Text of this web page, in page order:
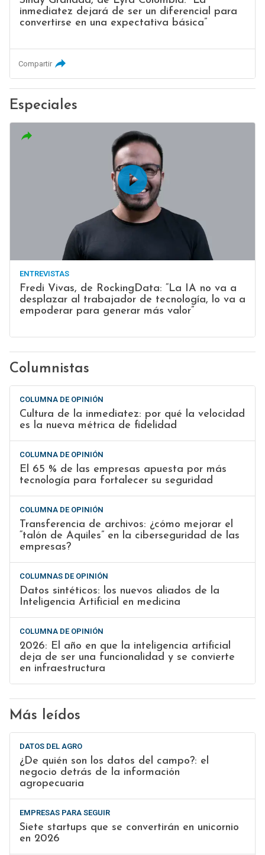
inmediatez dejará de ser un diferencial para
convertirse en una expectativa básica”
Compartir
Especiales
ENTREVISTAS
Fredi Vivas, de RockingData: “La IA no va a
desplazar al trabajador de tecnología, lo va a
empoderar para generar más valor”
Columnistas
COLUMNA DE OPINIÓN
Cultura de la inmediatez: por qué la velocidad
es la nueva métrica de fidelidad
COLUMNA DE OPINIÓN
El 65 % de las empresas apuesta por más
tecnología para fortalecer su seguridad
COLUMNA DE OPINIÓN
Transferencia de archivos: ¿cómo mejorar el
“talón de Aquiles” en la ciberseguridad de las
empresas?
COLUMNAS DE OPINIÓN
Datos sintéticos: los nuevos aliados de la
Inteligencia Artificial en medicina
COLUMNA DE OPINIÓN
2026: El año en que la inteligencia artificial
deja de ser una funcionalidad y se convierte
en infraestructura
Más leídos
DATOS DEL AGRO
¿De quién son los datos del campo?: el
negocio detrás de la información
agropecuaria
EMPRESAS PARA SEGUIR
Siete startups que se convertirán en unicornio
en 2026